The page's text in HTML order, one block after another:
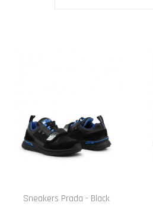
Sneakers Prada - Black